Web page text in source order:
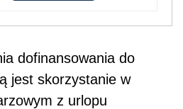
dofinansowania do
jest skorzystanie w
z urlopu